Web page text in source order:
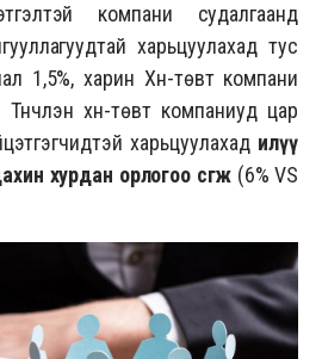
компани судалгаанд
харьцуулахад тус
1,5%, харин Хүн-төвт компани
хүн-төвт компаниуд цар
харьцуулахад илүү
хурдан орлогоо өсгөж (6% VS